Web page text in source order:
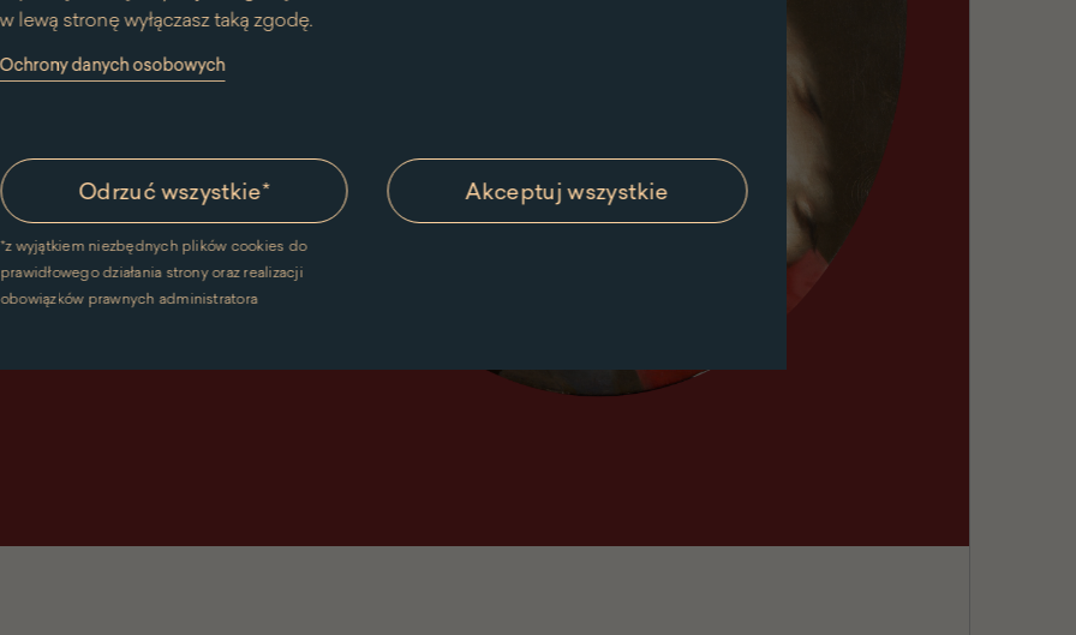
lewą stronę wyłączasz taką zgodę.
danych osobowych
Odrzuć wszystkie*
*z wyjątkiem niezbędnych plików cookies do
prawidłowego działania strony oraz realizacji
obowiązków prawnych administratora
Akceptuj wszystkie